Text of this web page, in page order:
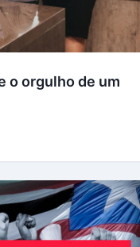
o orgulho de um